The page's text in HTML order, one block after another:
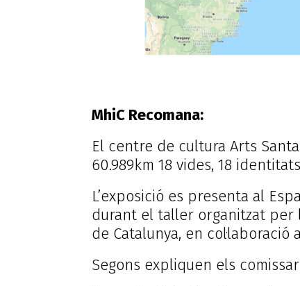
MhiC Recomana:
El centre de cultura Arts
60.989km 18 vides, 18
L’exposició es presenta al
durant el taller organitzat per
de Catalunya, en col·laboració
Segons expliquen els